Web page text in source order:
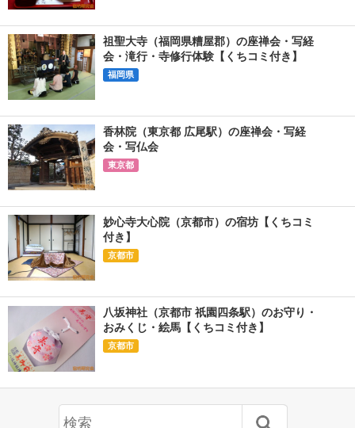
祖聖大寺（福岡県糟屋郡）の座禅会・写経
会・滝行・寺修行体験【くちコミ付き】
福岡県
香林院（東京都 広尾駅）の座禅会・写経
会・写仏会
東京都
妙心寺大心院（京都市）の宿坊【くちコミ
付き】
京都市
八坂神社（京都市 祇園四条駅）のお守り・
おみくじ・絵馬【くちコミ付き】
京都市